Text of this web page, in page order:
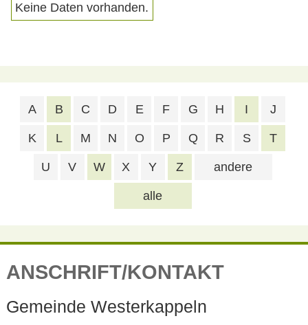
Keine Daten vorhanden.
alle
A B C D E F G H I J
K L M N O P Q R S T
U V W X Y Z andere
ANSCHRIFT/KONTAKT
Gemeinde Westerkappeln